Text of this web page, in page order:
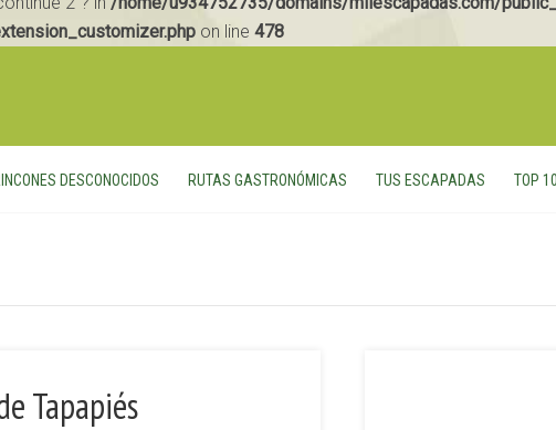
on line 478
DESCONOCIDOS RUTAS GASTRONÓMICAS TUS ESCAPADAS TOP 10
Tapapiés